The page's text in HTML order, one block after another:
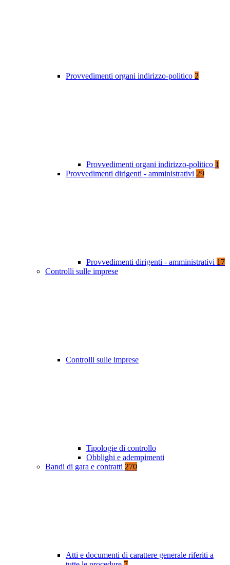
Provvedimenti organi indirizzo-politico 2
Provvedimenti organi indirizzo-politico 1
Provvedimenti dirigenti - amministrativi 29
Provvedimenti dirigenti - amministrativi 17
Controlli sulle imprese
Controlli sulle imprese
Tipologie di controllo
Obblighi e adempimenti
Bandi di gara e contratti 270
Atti e documenti di carattere generale riferiti a